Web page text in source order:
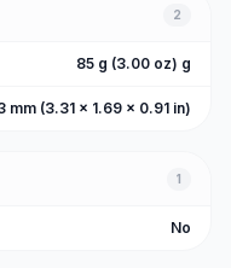
2
85 g (3.00 oz) g
mm (3.31 x 1.69 x 0.91 in)
1
No